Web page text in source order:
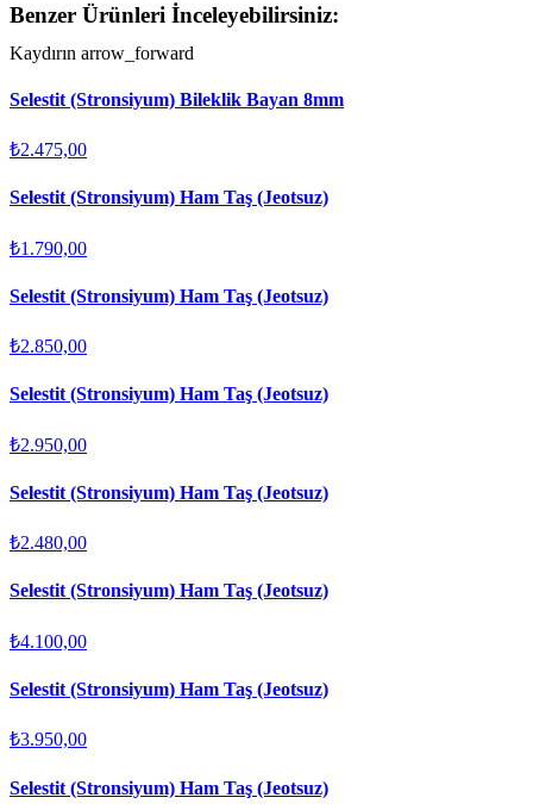
Benzer Ürünleri İnceleyebilirsiniz:
Kaydırın arrow_forward
Selestit (Stronsiyum) Bileklik Bayan 8mm
₺2.475,00
Selestit (Stronsiyum) Ham Taş (Jeotsuz)
₺1.790,00
Selestit (Stronsiyum) Ham Taş (Jeotsuz)
₺2.850,00
Selestit (Stronsiyum) Ham Taş (Jeotsuz)
₺2.950,00
Selestit (Stronsiyum) Ham Taş (Jeotsuz)
₺2.480,00
Selestit (Stronsiyum) Ham Taş (Jeotsuz)
₺4.100,00
Selestit (Stronsiyum) Ham Taş (Jeotsuz)
₺3.950,00
Selestit (Stronsiyum) Ham Taş (Jeotsuz)